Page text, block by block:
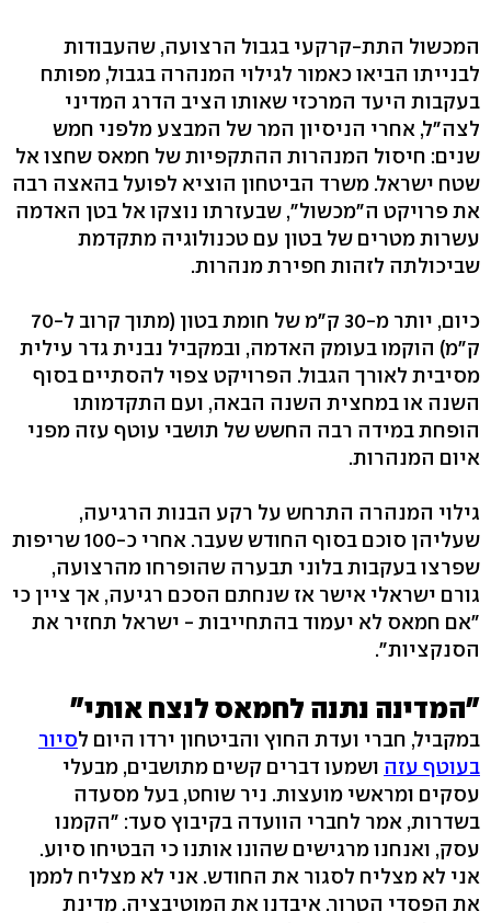
המכשול התת-קרקעי בגבול הרצועה, שהעבודות
לבנייתו הביאו כאמור לגילוי המנהרה בגבול, מפותח
בעקבות היעד המרכזי שאותו הציב הדרג המדיני
לצה"ל, אחרי הניסיון המר של המבצע מלפני חמש
שנים: חיסול המנהרות ההתקפיות של חמאס שחצו אל
שטח ישראל. משרד הביטחון הוציא לפועל בהאצה רבה
את פרויקט ה"מכשול", שבעזרתו נוצקו אל בטן האדמה
עשרות מטרים של בטון עם טכנולוגיה מתקדמת
שביכולתה לזהות חפירת מנהרות.
כיום, יותר מ-30 ק"מ של חומת בטון (מתוך קרוב ל-70
ק"מ) הוקמו בעומק האדמה, ובמקביל נבנית גדר עילית
מסיבית לאורך הגבול. הפרויקט צפוי להסתיים בסוף
השנה או במחצית השנה הבאה, ועם התקדמותו
הופחת במידה רבה החשש של תושבי עוטף עזה מפני
איום המנהרות.
גילוי המנהרה התרחש על רקע הבנות הרגיעה,
שעליהן סוכם בסוף החודש שעבר. אחרי כ-100 שריפות
שפרצו בעקבות בלוני תבערה שהופרחו מהרצועה,
גורם ישראלי אישר אז שנחתם הסכם רגיעה, אך ציין כי
"אם חמאס לא יעמוד בהתחייבות - ישראל תחזיר את
הסנקציות".
"המדינה נתנה לחמאס לנצח אותי"
במקביל, חברי ועדת החוץ והביטחון ירדו היום לסיור
בעוטף עזה ושמעו דברים קשים מתושבים, מבעלי
עסקים ומראשי מועצות. ניר שוחט, בעל מסעדה
בשדרות, אמר לחברי הוועדה בקיבוץ סעד: "הקמנו
עסק, ואנחנו מרגישים שהונו אותנו כי הבטיחו סיוע.
אני לא מצליח לסגור את החודש. אני לא מצליח לממן
את הפסדי הטרור. איבדנו את המוטיבציה. מדינת